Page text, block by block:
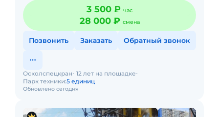
3 500 ₽ час
28 000 ₽ смена
Позвонить Заказать Обратный звонок
Обновлено сегодня
Осколспецкран 12 лет на площадке
Парк техники:5 единиц